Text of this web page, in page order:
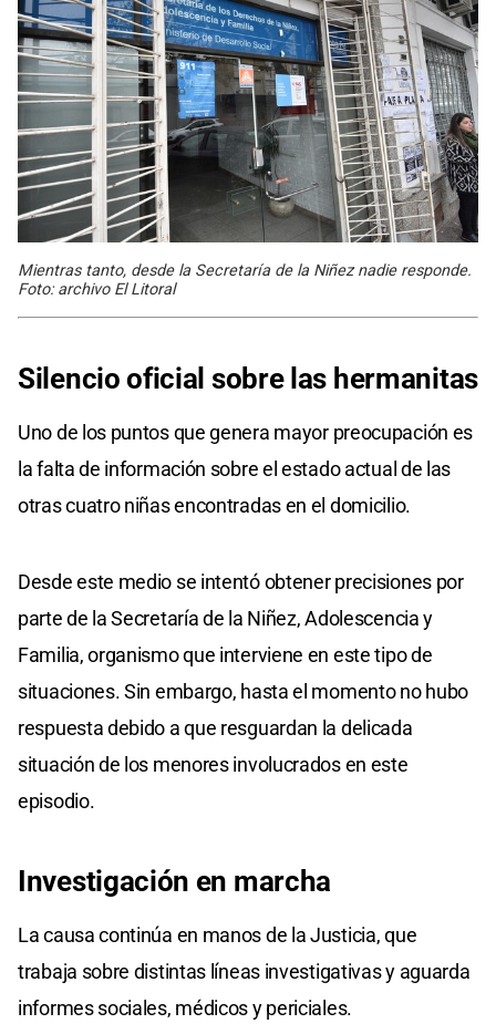
Mientras tanto, desde la Secretaría de la Niñez nadie responde.
Foto: archivo El Litoral
Silencio oficial sobre las hermanitas
Uno de los puntos que genera mayor preocupación es
la falta de información sobre el estado actual de las
otras cuatro niñas encontradas en el domicilio.
Desde este medio se intentó obtener precisiones por
parte de la Secretaría de la Niñez, Adolescencia y
Familia, organismo que interviene en este tipo de
situaciones. Sin embargo, hasta el momento no hubo
respuesta debido a que resguardan la delicada
situación de los menores involucrados en este
episodio.
Investigación en marcha
La causa continúa en manos de la Justicia, que
trabaja sobre distintas líneas investigativas y aguarda
informes sociales, médicos y periciales.